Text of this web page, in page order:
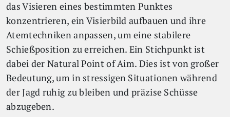
das Visieren eines bestimmten Punktes
konzentrieren, ein Visierbild aufbauen und ihre
Atemtechniken anpassen, um eine stabilere
Schießposition zu erreichen. Ein Stichpunkt ist
dabei der Natural Point of Aim. Dies ist von großer
Bedeutung, um in stressigen Situationen während
der Jagd ruhig zu bleiben und präzise Schüsse
abzugeben.